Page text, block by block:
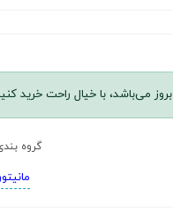
می‌باشد، با خیال راحت خرید
گروه